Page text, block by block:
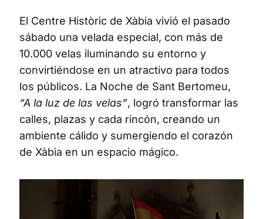
El Centre Històric de Xàbia vivió el pasado
sábado una velada especial, con más de
10.000 velas iluminando su entorno y
convirtiéndose en un atractivo para todos
los públicos. La Noche de Sant Bertomeu,
“A la luz de las velas”, logró transformar las
calles, plazas y cada rincón, creando un
ambiente cálido y sumergiendo el corazón
de Xàbia en un espacio mágico.